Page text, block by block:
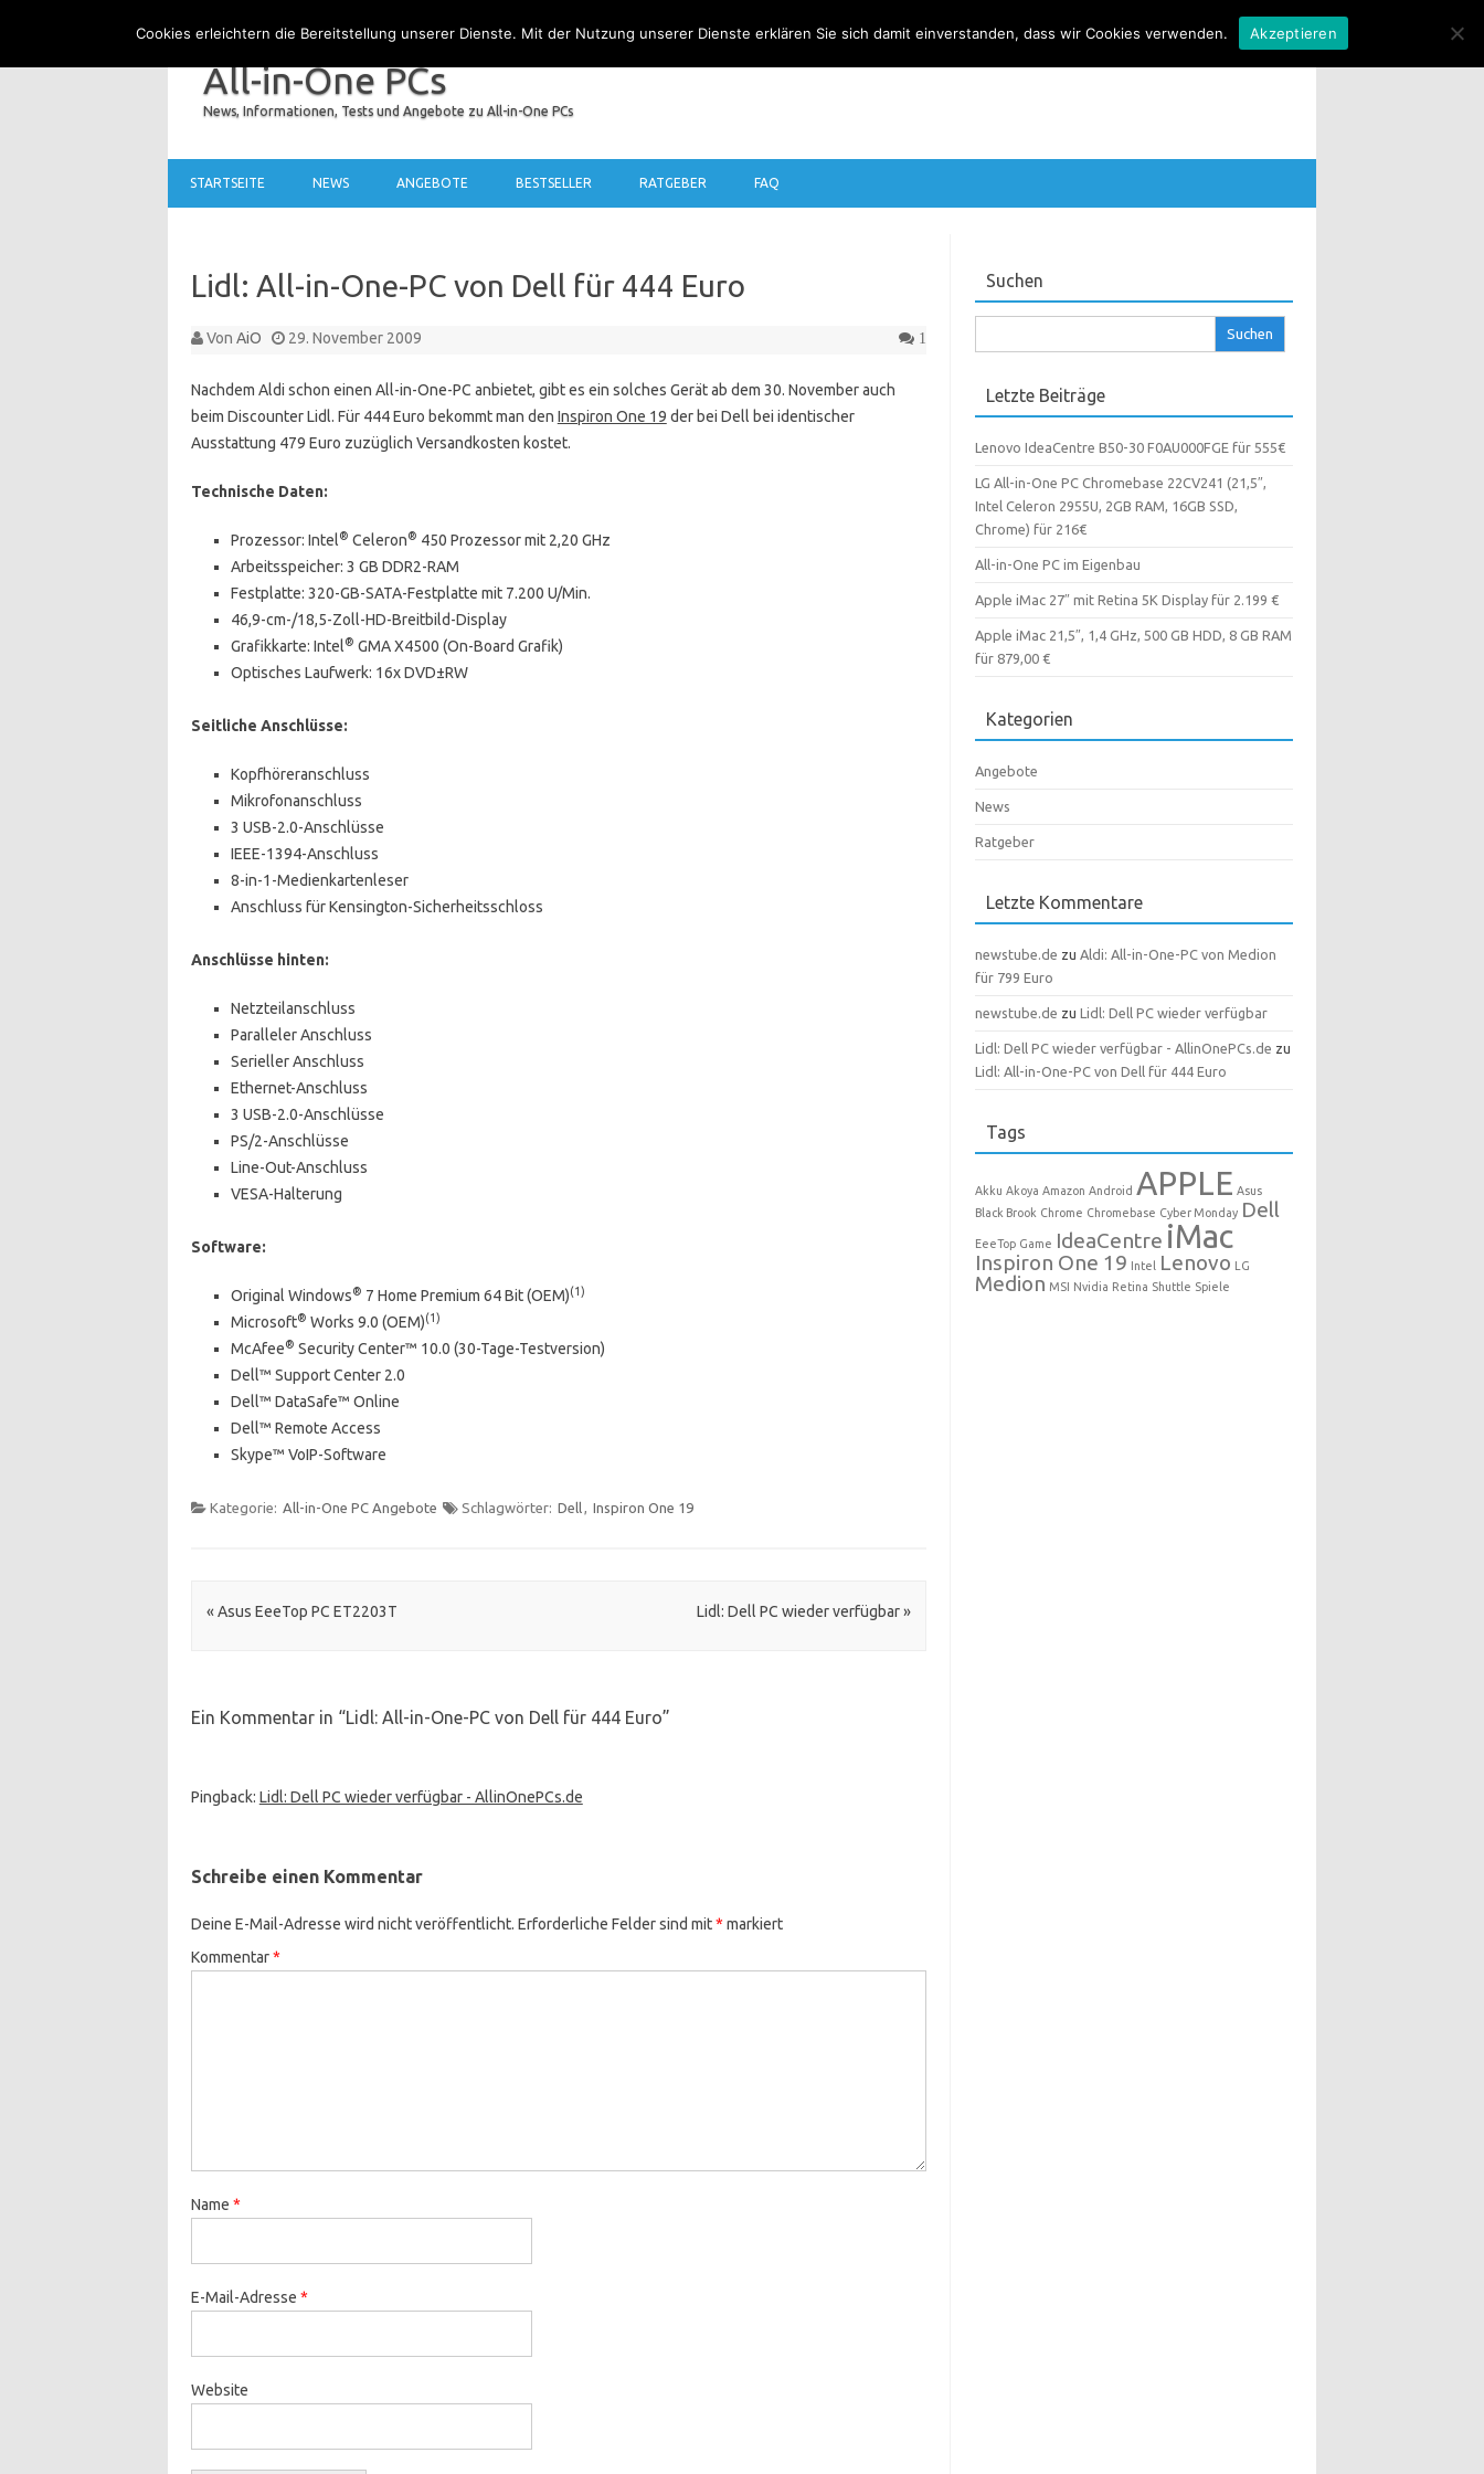
All-in-One PCs
News, Informationen, Tests und Angebote zu All-in-One PCs
STARTSEITE NEWS ANGEBOTE BESTSELLER RATGEBER FAQ
Lidl: All-in-One-PC von Dell für 444 Euro
Von AiO 29. November 2009 1
Nachdem Aldi schon einen All-in-One-PC anbietet, gibt es ein solches Gerät ab dem 30. November auch
beim Discounter Lidl. Für 444 Euro bekommt man den Inspiron One 19 der bei Dell bei identischer
Ausstattung 479 Euro zuzüglich Versandkosten kostet.
Technische Daten:
Prozessor: Intel® Celeron® 450 Prozessor mit 2,20 GHz
Arbeitsspeicher: 3 GB DDR2-RAM
Festplatte: 320-GB-SATA-Festplatte mit 7.200 U/Min.
46,9-cm-/18,5-Zoll-HD-Breitbild-Display
Grafikkarte: Intel® GMA X4500 (On-Board Grafik)
Optisches Laufwerk: 16x DVD±RW
Seitliche Anschlüsse:
Kopfhöreranschluss
Mikrofonanschluss
3 USB-2.0-Anschlüsse
IEEE-1394-Anschluss
8-in-1-Medienkartenleser
Anschluss für Kensington-Sicherheitsschloss
Anschlüsse hinten:
Netzteilanschluss
Paralleler Anschluss
Serieller Anschluss
Ethernet-Anschluss
3 USB-2.0-Anschlüsse
PS/2-Anschlüsse
Line-Out-Anschluss
VESA-Halterung
Software:
Original Windows® 7 Home Premium 64 Bit (OEM)(1)
Microsoft® Works 9.0 (OEM)(1)
McAfee® Security Center™ 10.0 (30-Tage-Testversion)
Dell™ Support Center 2.0
Dell™ DataSafe™ Online
Dell™ Remote Access
Skype™ VoIP-Software
Kategorie: All-in-One PC Angebote Schlagwörter: Dell, Inspiron One 19
Artikel Navigation
«Asus EeeTop PC ET2203T Lidl: Dell PC wieder verfügbar»
Ein Kommentar in “Lidl: All-in-One-PC von Dell für 444 Euro”
Pingback: Lidl: Dell PC wieder verfügbar - AllinOnePCs.de
Schreibe einen Kommentar
Deine E-Mail-Adresse wird nicht veröffentlicht. Erforderliche Felder sind mit* markiert
Kommentar*
Name *
E-Mail-Adresse *
Website
Suchen
nach:
Letzte Beiträge
Lenovo IdeaCentre B50-30 F0AU000FGE für 555€
LG All-in-One PC Chromebase 22CV241 (21,5″,
Intel Celeron 2955U, 2GB RAM, 16GB SSD,
Chrome) für 216€
All-in-One PC im Eigenbau
Apple iMac 27″ mit Retina 5K Display für 2.199 €
Apple iMac 21,5″, 1,4 GHz, 500 GB HDD, 8 GB RAM
für 879,00 €
Kategorien
Angebote
News
Ratgeber
Letzte Kommentare
newstube.de zu Aldi: All-in-One-PC von Medion
für 799 Euro
newstube.de zu Lidl: Dell PC wieder verfügbar
Lidl: Dell PC wieder verfügbar - AllinOnePCs.de zu
Lidl: All-in-One-PC von Dell für 444 Euro
Tags
Akku Akoya Amazon Android APPLE Asus
Black Brook Chrome Chromebase Cyber Monday Dell
EeeTop Game IdeaCentre iMac
Inspiron One 19 Intel Lenovo LG
Medion MSI Nvidia Retina Shuttle Spiele
Cookies erleichtern die Bereitstellung unserer Dienste. Mit der Nutzung unserer Dienste erklären Sie sich damit einverstanden, dass wir Cookies verwenden. Akzeptieren